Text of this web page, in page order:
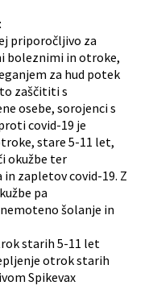
priporočljivo za
boleznimi in otroke,
za hud potek
zaščititi s
osebe, sorojenci s
covid-19 je
stare 5-11 let,
okužbe ter
zapletov covid-19. Z
pa
šolanje in
starih 5-11 let
otrok starih
Spikevax